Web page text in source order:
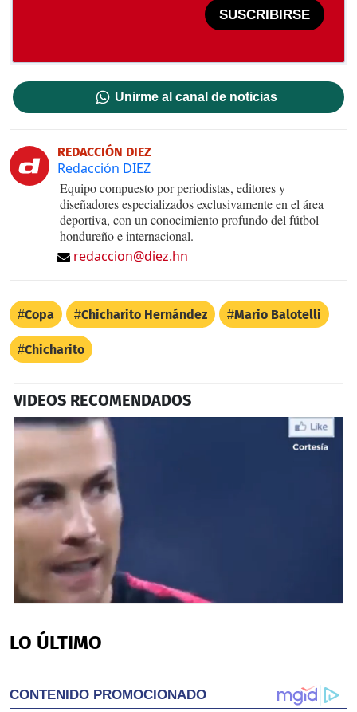
SUSCRIBIRSE
Unirme al canal de noticias
REDACCIÓN DIEZ
Redacción DIEZ
Equipo compuesto por periodistas, editores y
diseñadores especializados exclusivamente en el área
deportiva, con un conocimiento profundo del fútbol
hondureño e internacional.
redaccion@diez.hn
Copa Chicharito Hernández Mario Balotelli
Chicharito
VIDEOS RECOMENDADOS
of
1
LO ÚLTIMO